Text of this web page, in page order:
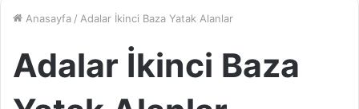
Anasayfa / Adalar İkinci Baza Yatak Alanlar
Adalar İkinci Baza